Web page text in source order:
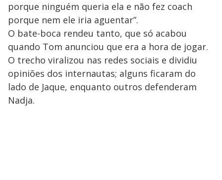
porque ninguém queria ela e não fez coach
porque nem ele iria aguentar”.
O bate-boca rendeu tanto, que só acabou
quando Tom anunciou que era a hora de jogar.
O trecho viralizou nas redes sociais e dividiu
opiniões dos internautas; alguns ficaram do
lado de Jaque, enquanto outros defenderam
Nadja.